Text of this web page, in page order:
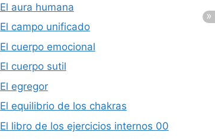
El aura humana
El campo unificado
El cuerpo emocional
El cuerpo sutil
El egregor
El equilibrio de los chakras
El libro de los ejercicios internos 00